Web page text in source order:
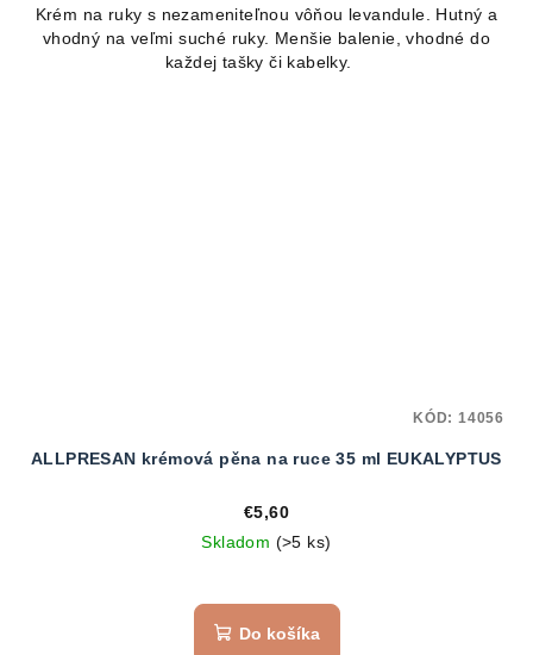
Krém na ruky s nezameniteľnou vôňou levandule. Hutný a
vhodný na veľmi suché ruky. Menšie balenie, vhodné do
každej tašky či kabelky.
ALLPRESAN krémová pěna na ruce 35 ml EUKALYPTUS
€5,60
Skladom (>5 ks)
Do košíka
KÓD: 14056